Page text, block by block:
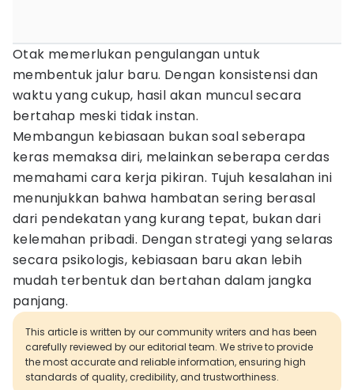
Otak memerlukan pengulangan untuk
membentuk jalur baru. Dengan konsistensi dan
waktu yang cukup, hasil akan muncul secara
bertahap meski tidak instan.
Membangun kebiasaan bukan soal seberapa
keras memaksa diri, melainkan seberapa cerdas
memahami cara kerja pikiran. Tujuh kesalahan ini
menunjukkan bahwa hambatan sering berasal
dari pendekatan yang kurang tepat, bukan dari
kelemahan pribadi. Dengan strategi yang selaras
secara psikologis, kebiasaan baru akan lebih
mudah terbentuk dan bertahan dalam jangka
panjang.
This article is written by our community writers and has been
carefully reviewed by our editorial team. We strive to provide
the most accurate and reliable information, ensuring high
standards of quality, credibility, and trustworthiness.